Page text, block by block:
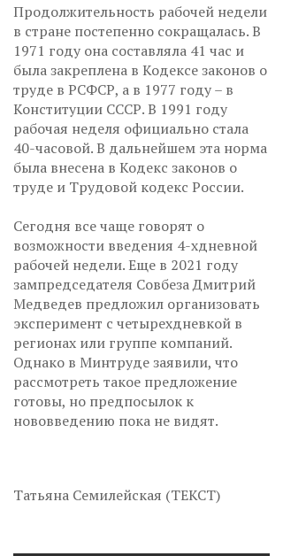
Продолжительность рабочей недели
в стране постепенно сокращалась. В
1971 году она составляла 41 час и
была закреплена в Кодексе законов о
труде в РСФСР, а в 1977 году – в
Конституции СССР. В 1991 году
рабочая неделя официально стала
40-часовой. В дальнейшем эта норма
была внесена в Кодекс законов о
труде и Трудовой кодекс России.
Сегодня все чаще говорят о
возможности введения 4-хдневной
рабочей недели. Еще в 2021 году
зампредседателя Совбеза Дмитрий
Медведев предложил организовать
эксперимент с четырехдневкой в
регионах или группе компаний.
Однако в Минтруде заявили, что
рассмотреть такое предложение
готовы, но предпосылок к
нововведению пока не видят.
Татьяна Семилейская (ТЕКСТ)